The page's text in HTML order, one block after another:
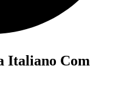
Italiano Com